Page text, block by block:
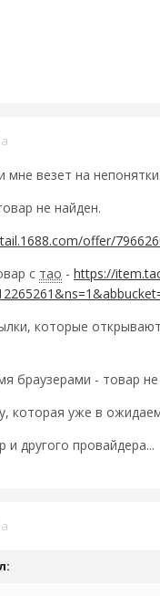
везет на
не найден.
offer/
с тао - https://
которые
браузерами - товар не
которая уже в
другого провайдера...